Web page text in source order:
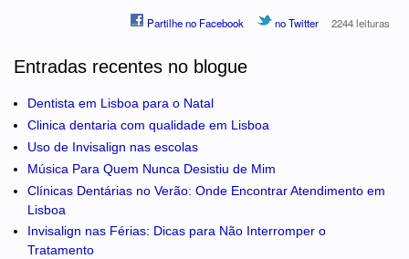
Partilhe no Facebook no Twitter 2244 leituras
Entradas recentes no blogue
Dentista em Lisboa para o Natal
Clinica dentaria com qualidade em Lisboa
Uso de Invisalign nas escolas
Música Para Quem Nunca Desistiu de Mim
Clínicas Dentárias no Verão: Onde Encontrar Atendimento em
Lisboa
Invisalign nas Férias: Dicas para Não Interromper o
Tratamento